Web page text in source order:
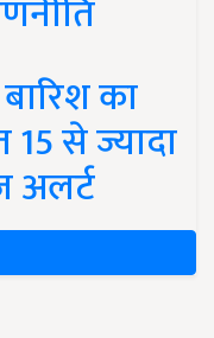
का
से ज्यादा
अलर्ट